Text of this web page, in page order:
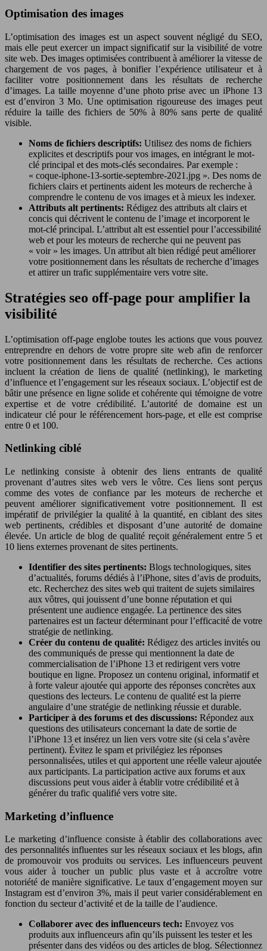
Optimisation des images
L’optimisation des images est un aspect souvent négligé du SEO,
mais elle peut exercer un impact significatif sur la visibilité de votre
site web. Des images optimisées contribuent à améliorer la vitesse de
chargement de vos pages, à bonifier l’expérience utilisateur et à
faciliter votre positionnement dans les résultats de recherche
d’images. La taille moyenne d’une photo prise avec un iPhone 13
est d’environ 3 Mo. Une optimisation rigoureuse des images peut
réduire la taille des fichiers de 50% à 80% sans perte de qualité
visible.
Noms de fichiers descriptifs: Utilisez des noms de fichiers
explicites et descriptifs pour vos images, en intégrant le mot-
clé principal et des mots-clés secondaires. Par exemple :
« coque-iphone-13-sortie-septembre-2021.jpg ». Des noms de
fichiers clairs et pertinents aident les moteurs de recherche à
comprendre le contenu de vos images et à mieux les indexer.
Attributs alt pertinents: Rédigez des attributs alt clairs et
concis qui décrivent le contenu de l’image et incorporent le
mot-clé principal. L’attribut alt est essentiel pour l’accessibilité
web et pour les moteurs de recherche qui ne peuvent pas
« voir » les images. Un attribut alt bien rédigé peut améliorer
votre positionnement dans les résultats de recherche d’images
et attirer un trafic supplémentaire vers votre site.
Stratégies seo off-page pour amplifier la
visibilité
L’optimisation off-page englobe toutes les actions que vous pouvez
entreprendre en dehors de votre propre site web afin de renforcer
votre positionnement dans les résultats de recherche. Ces actions
incluent la création de liens de qualité (netlinking), le marketing
d’influence et l’engagement sur les réseaux sociaux. L’objectif est de
bâtir une présence en ligne solide et cohérente qui témoigne de votre
expertise et de votre crédibilité. L’autorité de domaine est un
indicateur clé pour le référencement hors-page, et elle est comprise
entre 0 et 100.
Netlinking ciblé
Le netlinking consiste à obtenir des liens entrants de qualité
provenant d’autres sites web vers le vôtre. Ces liens sont perçus
comme des votes de confiance par les moteurs de recherche et
peuvent améliorer significativement votre positionnement. Il est
impératif de privilégier la qualité à la quantité, en ciblant des sites
web pertinents, crédibles et disposant d’une autorité de domaine
élevée. Un article de blog de qualité reçoit généralement entre 5 et
10 liens externes provenant de sites pertinents.
Identifier des sites pertinents: Blogs technologiques, sites
d’actualités, forums dédiés à l’iPhone, sites d’avis de produits,
etc. Recherchez des sites web qui traitent de sujets similaires
aux vôtres, qui jouissent d’une bonne réputation et qui
présentent une audience engagée. La pertinence des sites
partenaires est un facteur déterminant pour l’efficacité de votre
stratégie de netlinking.
Créer du contenu de qualité: Rédigez des articles invités ou
des communiqués de presse qui mentionnent la date de
commercialisation de l’iPhone 13 et redirigent vers votre
boutique en ligne. Proposez un contenu original, informatif et
à forte valeur ajoutée qui apporte des réponses concrètes aux
questions des lecteurs. Le contenu de qualité est la pierre
angulaire d’une stratégie de netlinking réussie et durable.
Participer à des forums et des discussions: Répondez aux
questions des utilisateurs concernant la date de sortie de
l’iPhone 13 et insérez un lien vers votre site (si cela s’avère
pertinent). Évitez le spam et privilégiez les réponses
personnalisées, utiles et qui apportent une réelle valeur ajoutée
aux participants. La participation active aux forums et aux
discussions peut vous aider à établir votre crédibilité et à
générer du trafic qualifié vers votre site.
Marketing d’influence
Le marketing d’influence consiste à établir des collaborations avec
des personnalités influentes sur les réseaux sociaux et les blogs, afin
de promouvoir vos produits ou services. Les influenceurs peuvent
vous aider à toucher un public plus vaste et à accroître votre
notoriété de manière significative. Le taux d’engagement moyen sur
Instagram est d’environ 3%, mais il peut varier considérablement en
fonction du secteur d’activité et de la taille de l’audience.
Collaborer avec des influenceurs tech: Envoyez vos
produits aux influenceurs afin qu’ils puissent les tester et les
présenter dans des vidéos ou des articles de blog. Sélectionnez